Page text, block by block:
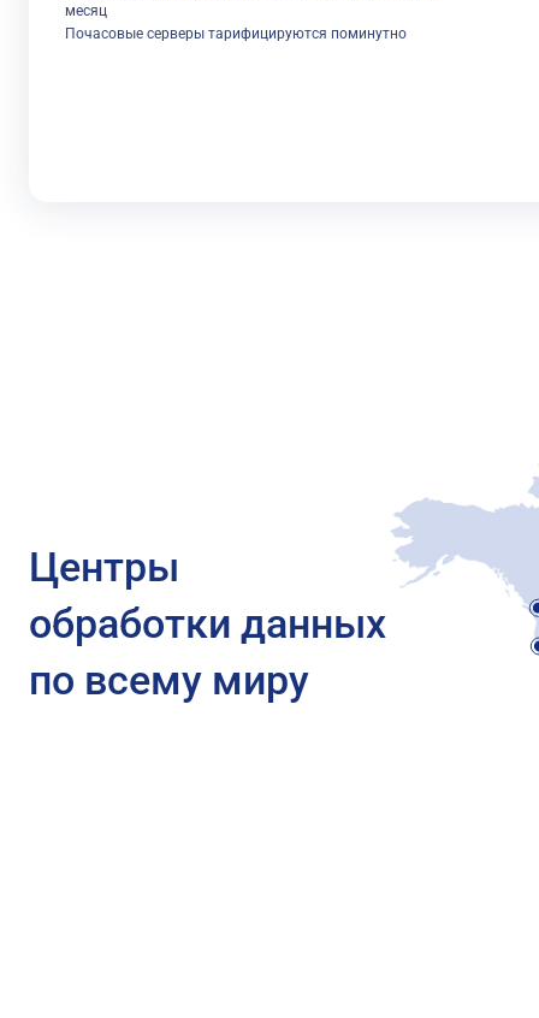
месяц
Почасовые серверы тарифицируются поминутно
Центры
обработки данных
по всему миру